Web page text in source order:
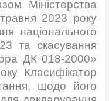
Міністерства
2023 року
національного
та скасування
ДК 018-2000»
Класифікатор
щодо його